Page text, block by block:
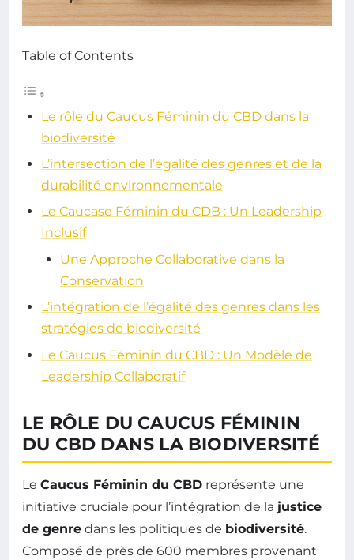
Table of Contents
Le rôle du Caucus Féminin du CBD dans la
biodiversité
L’intersection de l’égalité des genres et de la
durabilité environnementale
Le Caucase Féminin du CDB : Un Leadership
Inclusif
Une Approche Collaborative dans la
Conservation
L’intégration de l’égalité des genres dans les
stratégies de biodiversité
Le Caucus Féminin du CBD : Un Modèle de
Leadership Collaboratif
LE RÔLE DU CAUCUS FÉMININ
DU CBD DANS LA BIODIVERSITÉ
Le Caucus Féminin du CBD représente une
initiative cruciale pour l’intégration de la justice
de genre dans les politiques de biodiversité.
Composé de près de 600 membres provenant